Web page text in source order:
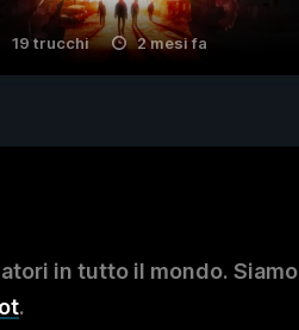
19 trucchi 2 mesi fa
in tutto il mondo. Siamo
.